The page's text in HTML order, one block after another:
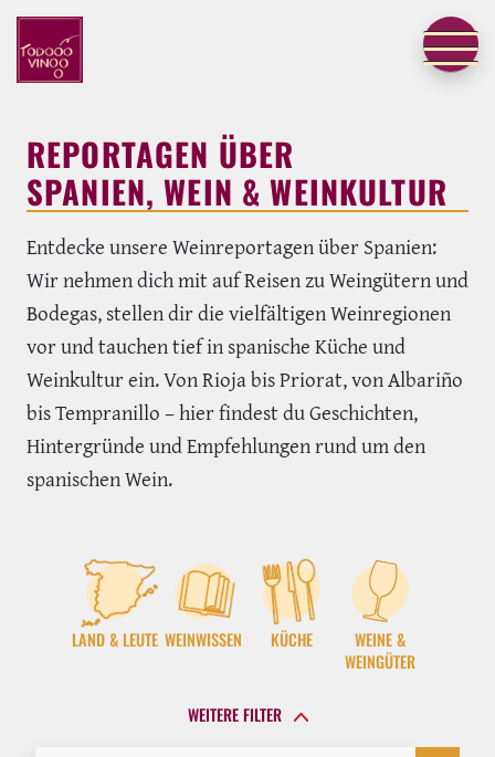
REPORTAGEN ÜBER
SPANIEN, WEIN & WEINKULTUR
Entdecke unsere Weinreportagen über Spanien:
Wir nehmen dich mit auf Reisen zu Weingütern und
Bodegas, stellen dir die vielfältigen Weinregionen
vor und tauchen tief in spanische Küche und
Weinkultur ein. Von Rioja bis Priorat, von Albariño
bis Tempranillo – hier findest du Geschichten,
Hintergründe und Empfehlungen rund um den
spanischen Wein.
LAND & LEUTE WEINWISSEN KÜCHE
WEINE &
WEINGÜTER
WEITERE FILTER